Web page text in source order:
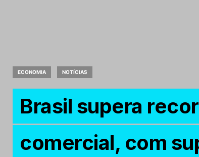
ECONOMIA NOTÍCIAS
Brasil supera
comercial, com